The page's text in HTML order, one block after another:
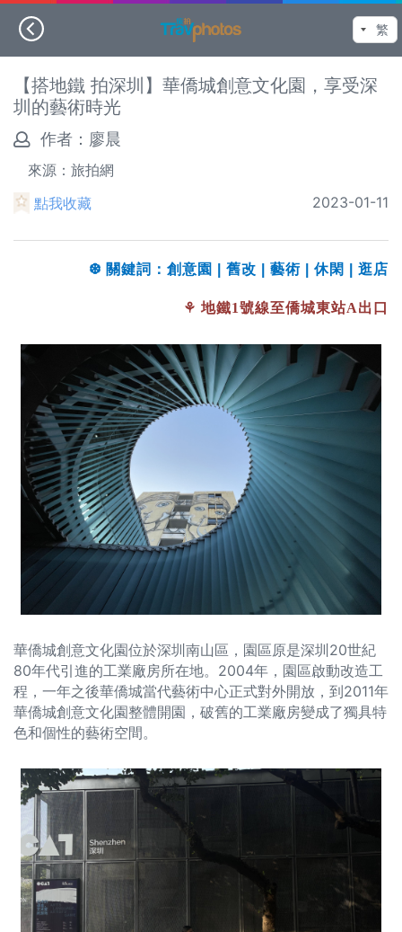
【搭地鐵 拍深圳】華僑城創意文化園，享受深
圳的藝術時光
作者： 廖晨
來源：旅拍網
點我收藏
2023-01-11
❆ 關鍵詞：創意園 | 舊改 | 藝術 | 休閑 | 逛店
⚘ 地鐵1號線至僑城東站A出口
華僑城創意文化園位於深圳南山區，園區原是深圳20世紀
80年代引進的工業廠房所在地。2004年，園區啟動改造工
程，一年之後華僑城當代藝術中心正式對外開放，到2011年
華僑城創意文化園整體開園，破舊的工業廠房變成了獨具特
色和個性的藝術空間。